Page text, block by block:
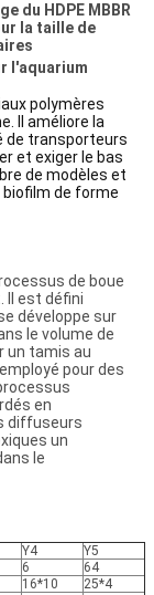
du HDPE MBBR
la taille de
l'aquarium
polymères
Il améliore la
de transporteurs
et exiger le bas
de modèles et
de forme
de boue
Il est défini
développe sur
le volume de
un tamis au
pour des
en
diffuseurs
un
le
Y4
Y5
6
64
16*10
25*4